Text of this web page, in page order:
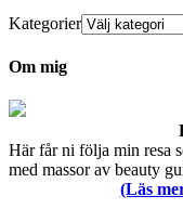
Kategorier
Om mig
Här får ni följa min resa
med massor av beauty
(Läs